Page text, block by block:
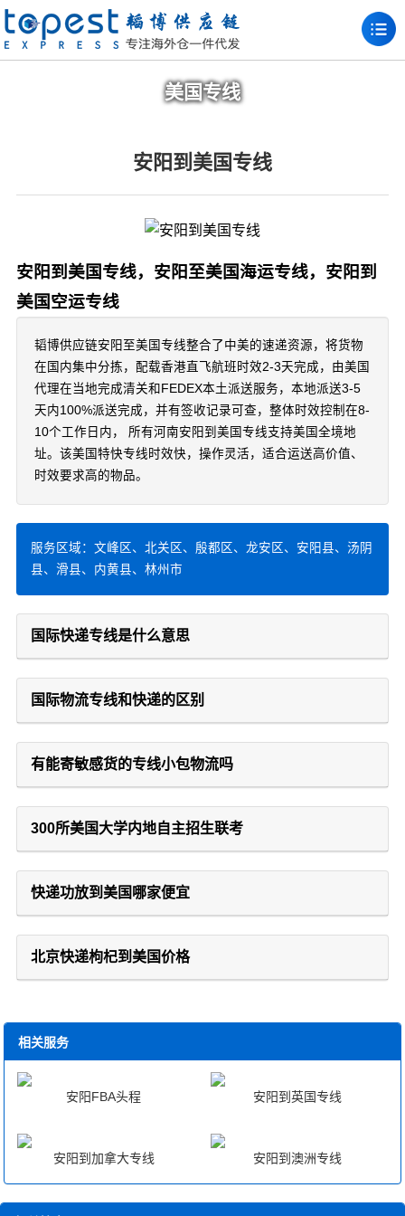
美国专线
安阳到美国专线
安阳到美国专线，安阳至美国海运专线，安阳到
美国空运专线
韬博供应链安阳至美国专线整合了中美的速递资源，将货物
在国内集中分拣，配载香港直飞航班时效2-3天完成，由美国
代理在当地完成清关和FEDEX本土派送服务，本地派送3-5
天内100%派送完成，并有签收记录可查，整体时效控制在8-
10个工作日内， 所有河南安阳到美国专线支持美国全境地
址。该美国特快专线时效快，操作灵活，适合运送高价值、
时效要求高的物品。
服务区域：文峰区、北关区、殷都区、龙安区、安阳县、汤阴
县、滑县、内黄县、林州市
国际快递专线是什么意思
国际物流专线和快递的区别
有能寄敏感货的专线小包物流吗
300所美国大学内地自主招生联考
快递功放到美国哪家便宜
北京快递枸杞到美国价格
相关服务
安阳FBA头程 安阳到英国专线
安阳到加拿大专线 安阳到澳洲专线